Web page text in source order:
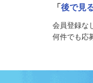
「後で見
会員登録な
何件でも応